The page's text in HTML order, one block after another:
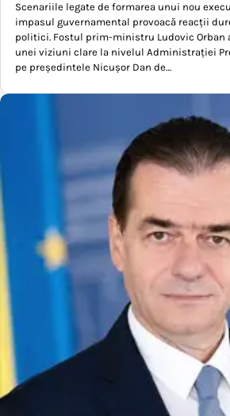
Scenariile legate de formarea unui nou
impasul guvernamental provoacă reacții
politici. Fostul prim-ministru Ludovic Orban
unei viziuni clare la nivelul Administrației
pe președintele Nicușor Dan de…